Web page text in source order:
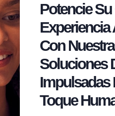
Potencie
Experiencia
Con
Soluciones
Impulsadas
Toque